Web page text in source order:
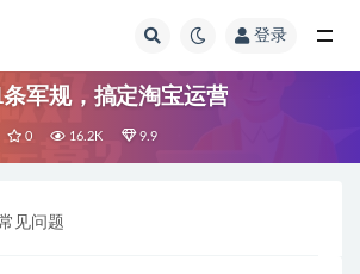
登录
条军规，搞定淘宝运营
0 16.2K 9.9
见问题